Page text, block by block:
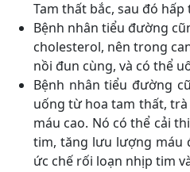
Tam thất bắc, sau đó
Bệnh nhân tiểu đường
cholesterol, nên trong
nồi đun cùng, và có thể
Bệnh nhân tiểu đường
uống từ hoa tam thất,
máu cao. Nó có thể cải
tim, tăng lưu lượng máu
ức chế rối loạn nhịp tim